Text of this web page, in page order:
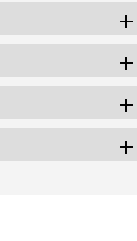
add
add
add
add